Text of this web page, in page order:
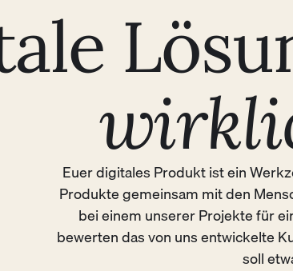
Euer digitales Produkt ist ein
Produkte gemeinsam mit den
bei einem unserer Projekte für
bewerten das von uns entwickelte
soll